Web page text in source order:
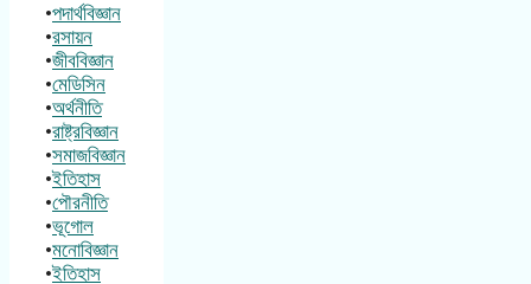
•পদার্থবিজ্ঞান
•রসায়ন
•জীববিজ্ঞান
•মেডিসিন
•অর্থনীতি
•রাষ্ট্রবিজ্ঞান
•সমাজবিজ্ঞান
•ইতিহাস
•পৌরনীতি
•ভূগোল
•মনোবিজ্ঞান
•ইতিহাস